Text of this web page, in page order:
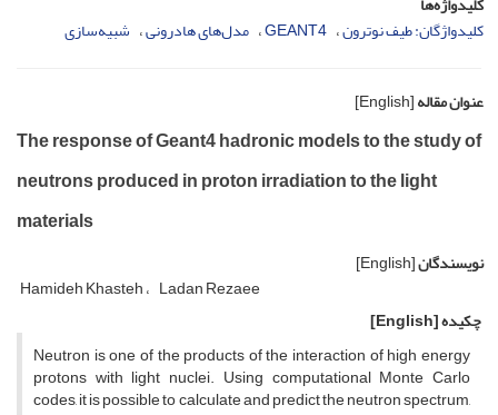
کلیدواژگان: طیف نوترون GEANT4 مدل‌های هادرونی شبیه‌سازی
عنوان مقاله[English]
The response of Geant4 hadronic models to the study of
neutrons produced in proton irradiation to the light
materials
نویسندگان[English]
Hamideh Khasteh Ladan Rezaee
چکیده[English]
Neutron is one of the products of the interaction of high energy
protons with light nuclei. Using computational Monte Carlo
codes, it is possible to calculate and predict the neutron spectrum,